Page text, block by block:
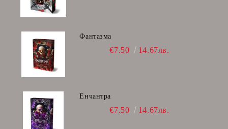
Фантазма
€7.50 14.67лв.
Енчантра
€7.50 14.67лв.